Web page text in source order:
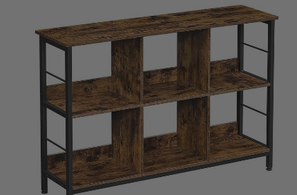
Bancs de
Étagères à épices
Égouttoirs à
vaisselle
Rangements de
Portemanteaux sur
pied
Rangements
cosmétiques